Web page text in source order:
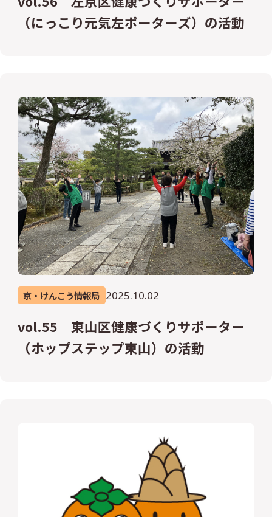
（にっこり元気左ポーターズ）の活動
京・けんこう情報局 2025.10.02
vol.55 東山区健康づくりサポーター
（ホップステップ東山）の活動